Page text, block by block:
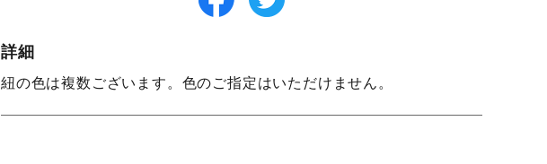
詳細
紐の色は複数ございます。色のご指定はいただけません。